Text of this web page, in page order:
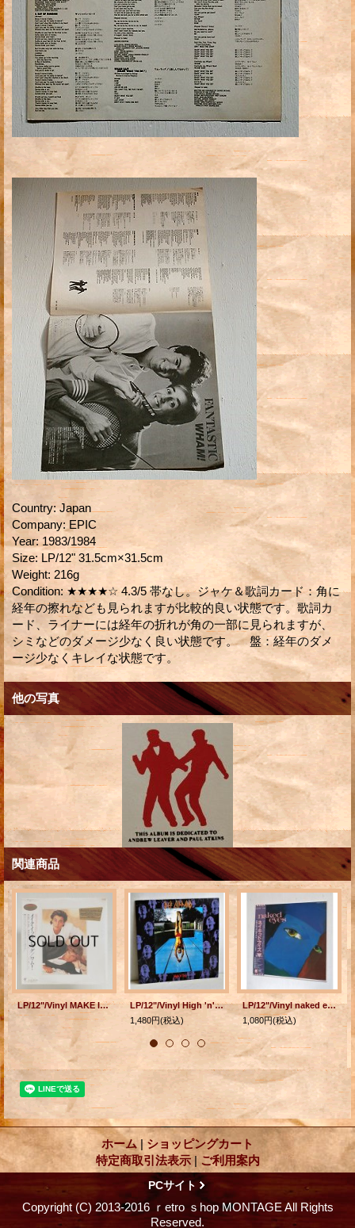
Country: Japan
Company: EPIC
Year: 1983/1984
Size: LP/12" 31.5cm×31.5cm
Weight: 216g
Condition: ★★★★☆ 4.3/5 帯なし。ジャケ＆歌詞カード：角に
経年の擦れなども見られますが比較的良い状態です。歌詞カ
ード、ライナーには経年の折れが角の一部に見られますが、
シミなどのダメージ少なく良い状態です。 盤：経年のダメ
ージ少なくキレイな状態です。
他の写真
関連商品
LP/12"/Vinyl MAKE IT BIG メイク・イット・ビッグ WHAM! ワム！ (1984) Epic シュリンク、帯、歌詞カード＆ライナー付
LP/12"/Vinyl High 'n' Dry デフ・レパード (1984) Mercury ライナー付
1,480円(税込)
LP/12"/Vinyl naked eyes ネイキッド・アイズ P: トニー・マンスフィールド (1983) EMI ‎帯、ライナー ‎
1,080円(税込)
ホーム | ショッピングカート
特定商取引法表示 | ご利用案内
PCサイト
Copyright (C) 2013-2016 ｒetro ｓhop MONTAGE All Rights
Reserved.